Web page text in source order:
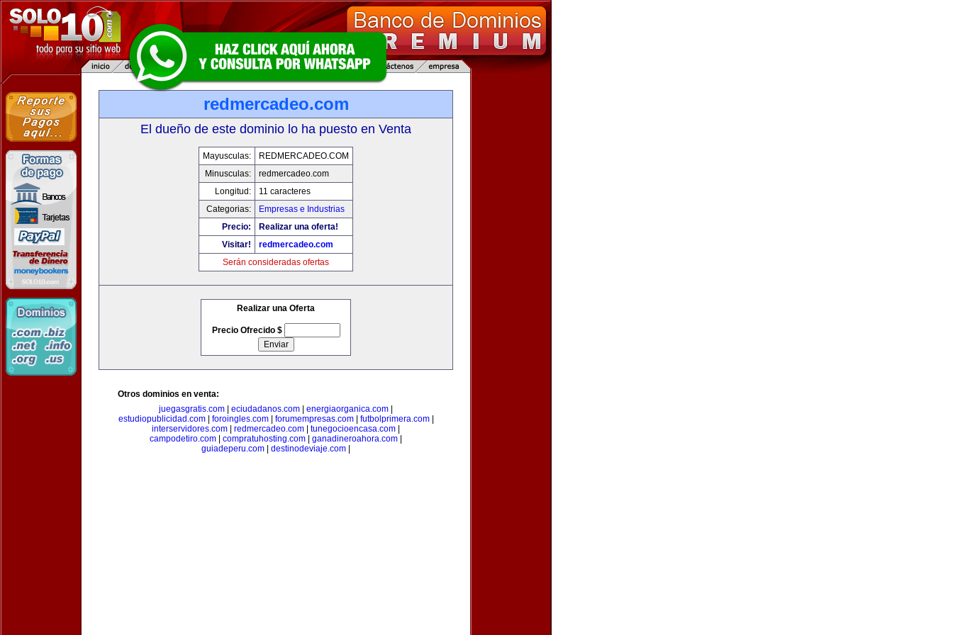
redmercadeo.com
El dueño de este dominio lo ha puesto en Venta
Mayusculas:
REDMERCADEO.COM
Minusculas:
redmercadeo.com
Longitud:
11 caracteres
Categorias:
Empresas e Industrias
Precio:
Realizar una oferta!
Visitar!
redmercadeo.com
Serán consideradas ofertas
Realizar una Oferta
Precio Ofrecido $
Otros dominios en venta:
juegasgratis.com
eciudadanos.com energiaorganica.com
estudiopublicidad.com| foroingles.com| forumempresas.com| futbolprimera.com|
interservidores.com
redmercadeo.com tunegocioencasa.com
campodetiro.com
compratuhosting.com ganadineroahora.com
guiadeperu.com
destinodeviaje.com